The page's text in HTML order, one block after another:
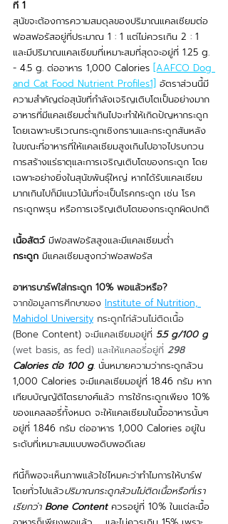
ที่ 1
สุนัขจะต้องการความสมดุลของปริมาณแคลเซียมต่อ
ฟอสฟอรัสอยู่ที่ประมาณ 1 : 1 แต่ไม่ควรเกิน 2 : 1
และมีปริมาณแคลเซียมที่เหมาะสมที่สุดจะอยู่ที่ 1.25 g.
- 4.5 g. ต่ออาหาร 1,000 Calories [AAFCO Dog
and Cat Food Nutrient Profiles1] อัตราส่วนนี้มี
ความสำคัญต่อสุนัขที่กำลังเจริญเติบโตเป็นอย่างมาก
อาหารที่มีแคลเซียมต่ำเกินไปจะทำให้เกิดปัญหากระดูก
โดยเฉพาะบริเวณกระดูกเชิงกรานและกระดูกสันหลัง
ในขณะที่อาหารที่ให้แคลเซียมสูงเกินไปอาจไปรบกวน
การสร้างแร่ธาตุและการเจริญเติบโตของกระดูก โดย
เฉพาะอย่างยิ่งในสุนัขพันธุ์ใหญ่ หากได้รับแคลเซียม
มากเกินไปก็มีแนวโน้มที่จะเป็นโรคกระดูก เช่น โรค
กระดูกพรุน หรือการเจริญเติบโตของกระดูกผิดปกติ
เนื้อสัตว์ มีฟอสฟอรัสสูงและมีแคลเซียมต่ำ
กระดูก มีแคลเซียมสูงกว่าฟอสฟอรัส
อาหารบาร์ฟใส่กระดูก 10% พอแล้วหรือ?
จากข้อมูลการศีกษาของ Institute of Nutrition,
Mahidol University กระดูกไก่ล้วนไม่ติดเนื้อ
(ฺBone Content) จะมีแคลเซียมอยู่ที่ 5.5 g/100 g
(wet basis, as fed) และให้แคลอรี่อยู่ที่ 298
Calories ต่อ 100 g. นั่นหมายความว่ากระดูกล้วน
1,000 Calories จะมีแคลเซียมอยู่ที่ 18.46 กรัม หาก
เทียบบัญญัติไตรยางศ์แล้ว การใช้กระดูกเพียง 10%
ของแคลลอรี่ทั้งหมด จะให้แคลเซียมในมื้ออาหารนั้นๆ
อยู่ที่ 1.846 กรัม ต่ออาหาร 1,000 Calories อยู่ใน
ระดับที่เหมาะสมแบบพอดิบพอดีเลย
ทีนี้ก็พอจะเห็นภาพแล้วใช่ไหมคะว่าทำไมการให้บาร์ฟ
โดยทั่วไปแล้วปริมาณกระดูกล้วนไ่ม่ติดเนื้อหรือที่เรา
เรียกว่า Bone Content ควรอยู่ที่ 10% ในแต่ละมื้อ